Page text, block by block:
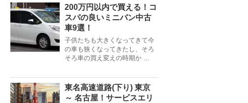
200万円以内で買える！コ
スパの良いミニバン中古
車9選！
子供たちも大きくなってきて今
の車も狭くなってきたし、そろ
そろ車の買え変えの時期か …
東名高速道路(下り) 東京
～ 名古屋！サービスエリ